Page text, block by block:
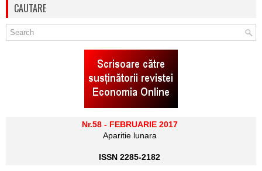
CAUTARE
Nr.58 - FEBRUARIE 2017
Aparitie lunara
ISSN 2285-2182